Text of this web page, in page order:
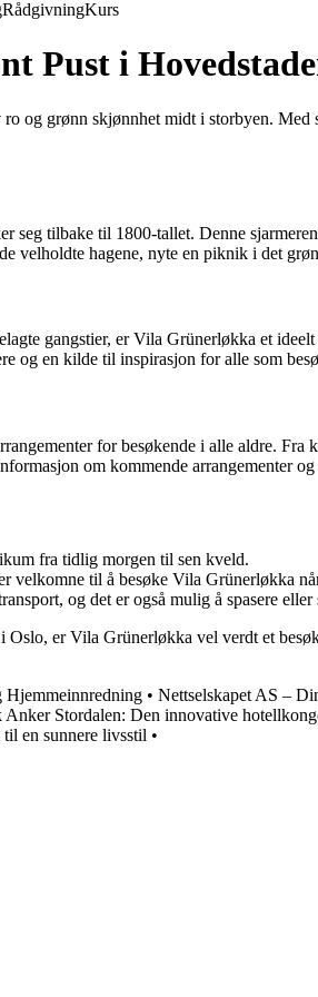
RådgivningKurs
Pust i
og grønn skjønnhet midt i storbyen.
seg tilbake til 1800-tallet. Denne
velholdte hagene, nyte en piknik i det
gangstier, er Vila Grünerløkka et
og en kilde til inspirasjon for alle som
for besøkende i alle aldre.
om kommende arrangementer
fra tidlig morgen til sen kveld.
velkomne til å besøke Vila Grünerløkka
og det er også mulig å spasere
er Vila Grünerløkka vel verdt et
• Nettselskapet AS –
Anker Stordalen: Den innovative
en sunnere livsstil •